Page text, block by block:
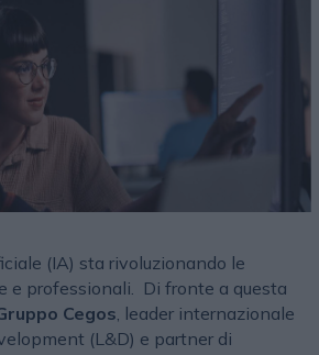
(IA) sta rivoluzionando le
e professionali. Di fronte a questa
Cegos, leader internazionale
(L&D) e partner di